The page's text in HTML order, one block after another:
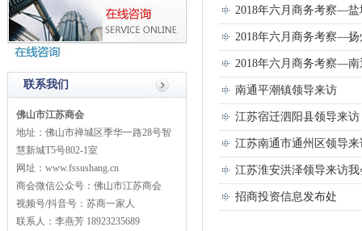
联系我们
佛山市江苏商会
地址：佛山市禅城区季华一路28号智
慧新城T5号802-1室
网址：www.fssushang.cn
商会微信公众号：佛山市江苏商会
视频号/抖音号：苏商一家人
联系人：李燕芳 18923235689
2018年六月商务考察—盐
2018年六月商务考察—扬
2018年六月商务考察—南
南通平潮镇领导来访
江苏宿迁泗阳县领导来访
江苏南通市通州区领导来
江苏淮安洪泽领导来访我
招商投资信息发布处